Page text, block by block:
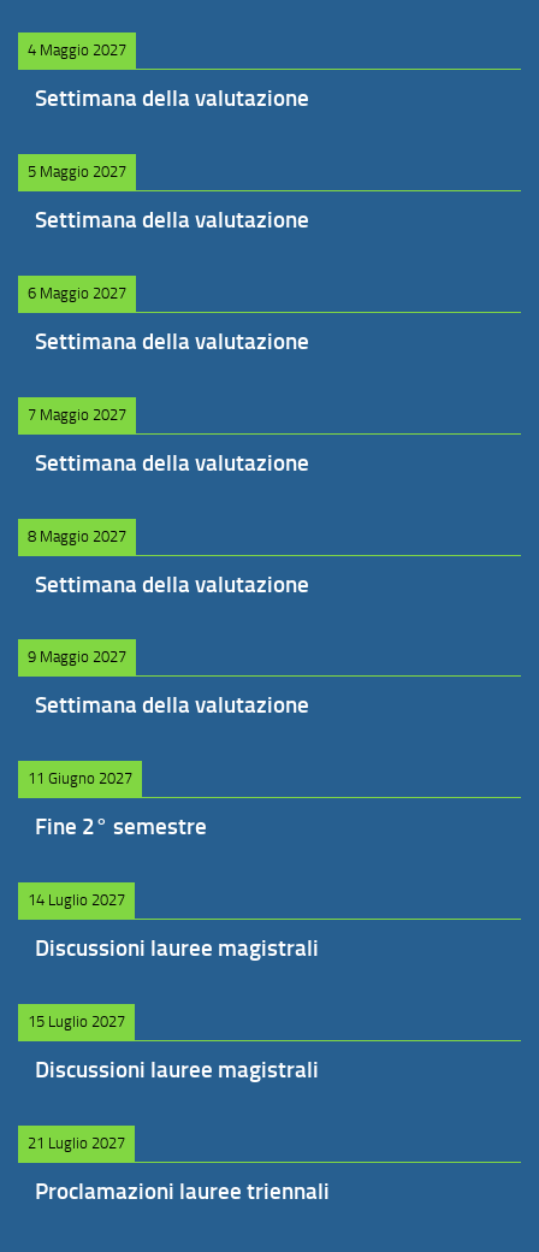
4 Maggio 2027
Settimana della valutazione
5 Maggio 2027
Settimana della valutazione
6 Maggio 2027
Settimana della valutazione
7 Maggio 2027
Settimana della valutazione
8 Maggio 2027
Settimana della valutazione
9 Maggio 2027
Settimana della valutazione
11 Giugno 2027
Fine 2° semestre
14 Luglio 2027
Discussioni lauree magistrali
15 Luglio 2027
Discussioni lauree magistrali
21 Luglio 2027
Proclamazioni lauree triennali